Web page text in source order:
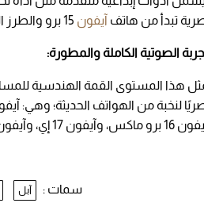
تبدأ من هاتف آيفون 15 برو والطرز الرائدة التي جاءت بعده.
الصوتية الكاملة والمطورة:
هذا المستوى القمة الهندسية
وآيفون 17، وآيفون آير، وآيفون 17 برو، وآيفون 17 برو ماكس.
سمات : آبل